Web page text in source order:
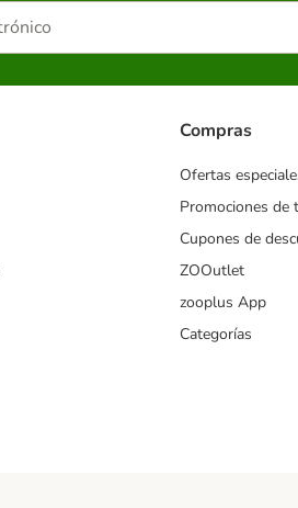
Compras
Ofertas
Promociones de
Cupones de
ZOOutlet
zooplus App
Categorías